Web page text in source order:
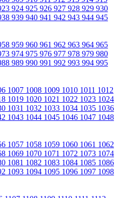
924 925 926 927 928 929 930
939 940 941 942 943 944 945
959 960 961 962 963 964 965
974 975 976 977 978 979 980
989 990 991 992 993 994 995
1007 1008 1009 1010 1011 1012
1019 1020 1021 1022 1023 1024
1031 1032 1033 1034 1035 1036
1043 1044 1045 1046 1047 1048
1057 1058 1059 1060 1061 1062
1069 1070 1071 1072 1073 1074
1081 1082 1083 1084 1085 1086
1093 1094 1095 1096 1097 1098